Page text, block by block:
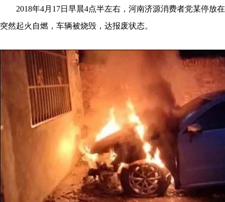
2018年4月17日早晨4点半左右，河南济源消费者党某停放
突然起火自燃，车辆被烧毁，达报废状态。